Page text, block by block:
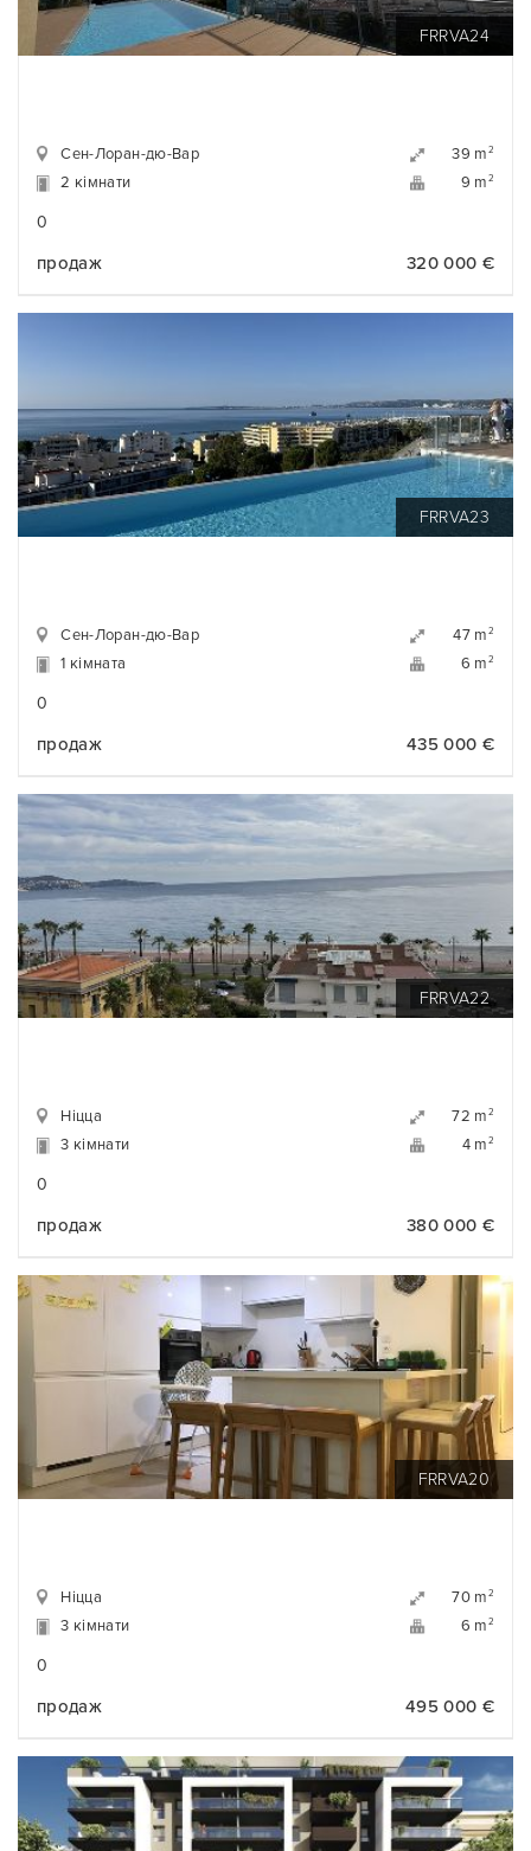
FRRVA24
Сен-Лоран-дю-Вар 39 m 2
2 кімнати 9 m 2
0
продаж 320 000 €
FRRVA23
Сен-Лоран-дю-Вар 47 m 2
1 кімната 6 m 2
0
продаж 435 000 €
FRRVA22
Ніцца 72 m 2
3 кімнати 4 m 2
0
продаж 380 000 €
FRRVA20
Ніцца 70 m 2
3 кімнати 6 m 2
0
продаж 495 000 €